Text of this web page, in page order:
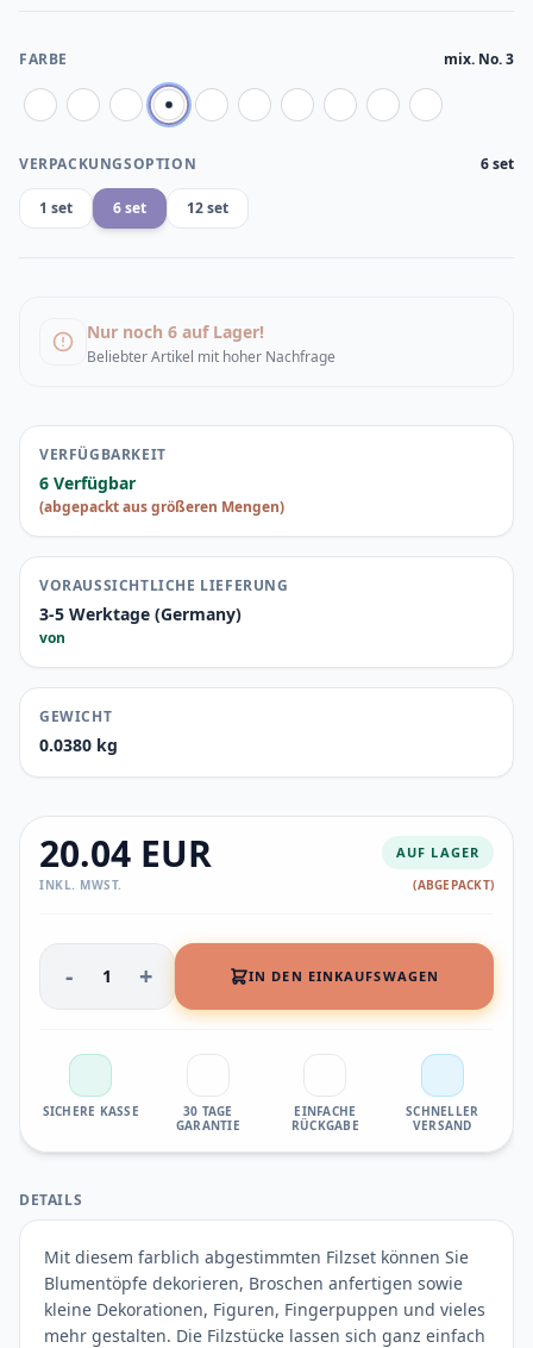
FARBE mix. No. 3
VERPACKUNGSOPTION 6 set
1 set 6 set 12 set
Nur noch 6 auf Lager!
Beliebter Artikel mit hoher Nachfrage
VERFÜGBARKEIT
6 Verfügbar
(abgepackt aus größeren Mengen)
VORAUSSICHTLICHE LIEFERUNG
3-5 Werktage (Germany)
von
GEWICHT
0.0380 kg
20.04 EUR
INKL. MWST.
AUF LAGER
(ABGEPACKT)
- 1 + IN DEN EINKAUFSWAGEN
SICHERE KASSE
30 TAGE
GARANTIE
EINFACHE
RÜCKGABE
SCHNELLER
VERSAND
DETAILS
Mit diesem farblich abgestimmten Filzset können Sie
Blumentöpfe dekorieren, Broschen anfertigen sowie
kleine Dekorationen, Figuren, Fingerpuppen und vieles
mehr gestalten. Die Filzstücke lassen sich ganz einfach